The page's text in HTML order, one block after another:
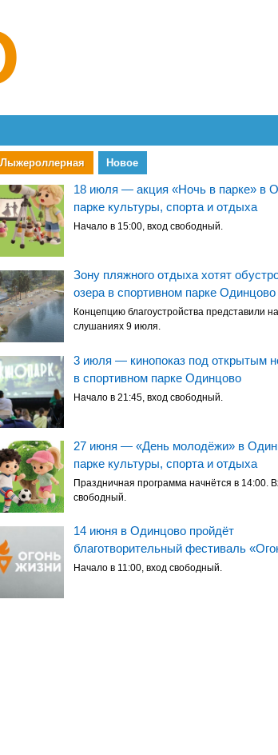
Лыжероллерная Новое
18 июля — акция «Ночь в парке» в
парке культуры, спорта и отдыха
Начало в 15:00, вход свободный.
Зону пляжного отдыха хотят
озера в спортивном парке Одинцово
Концепцию благоустройства представили
слушаниях 9 июля.
3 июля — кинопоказ под открытым
в спортивном парке Одинцово
Начало в 21:45, вход свободный.
27 июня — «День молодёжи» в
парке культуры, спорта и отдыха
Праздничная программа начнётся в 14:00.
свободный.
14 июня в Одинцово пройдёт
благотворительный фестиваль
Начало в 11:00, вход свободный.